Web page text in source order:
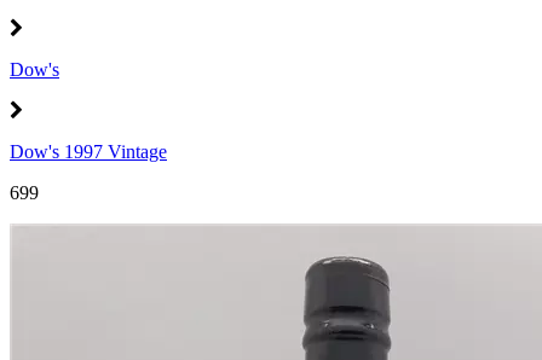
Dow's
Dow's 1997 Vintage
699